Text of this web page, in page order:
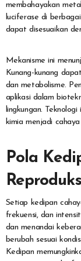
membahayakan
luciferase di
dapat disesuaikan
Mekanisme ini
Kunang-kunang
dan metabolisme.
aplikasi dalam
lingkungan.
kimia menjadi
Pola
Setiap kedipan
frekuensi, dan
dan menandai
berubah sesuai
Kedipan